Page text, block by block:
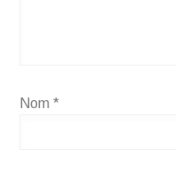
Nom*